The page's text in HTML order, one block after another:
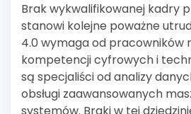
Brak wykwalifikowanej kadry
stanowi kolejne poważne
4.0 wymaga od pracowników
kompetencji cyfrowych i
są specjaliści od analizy
obsługi zaawansowanych